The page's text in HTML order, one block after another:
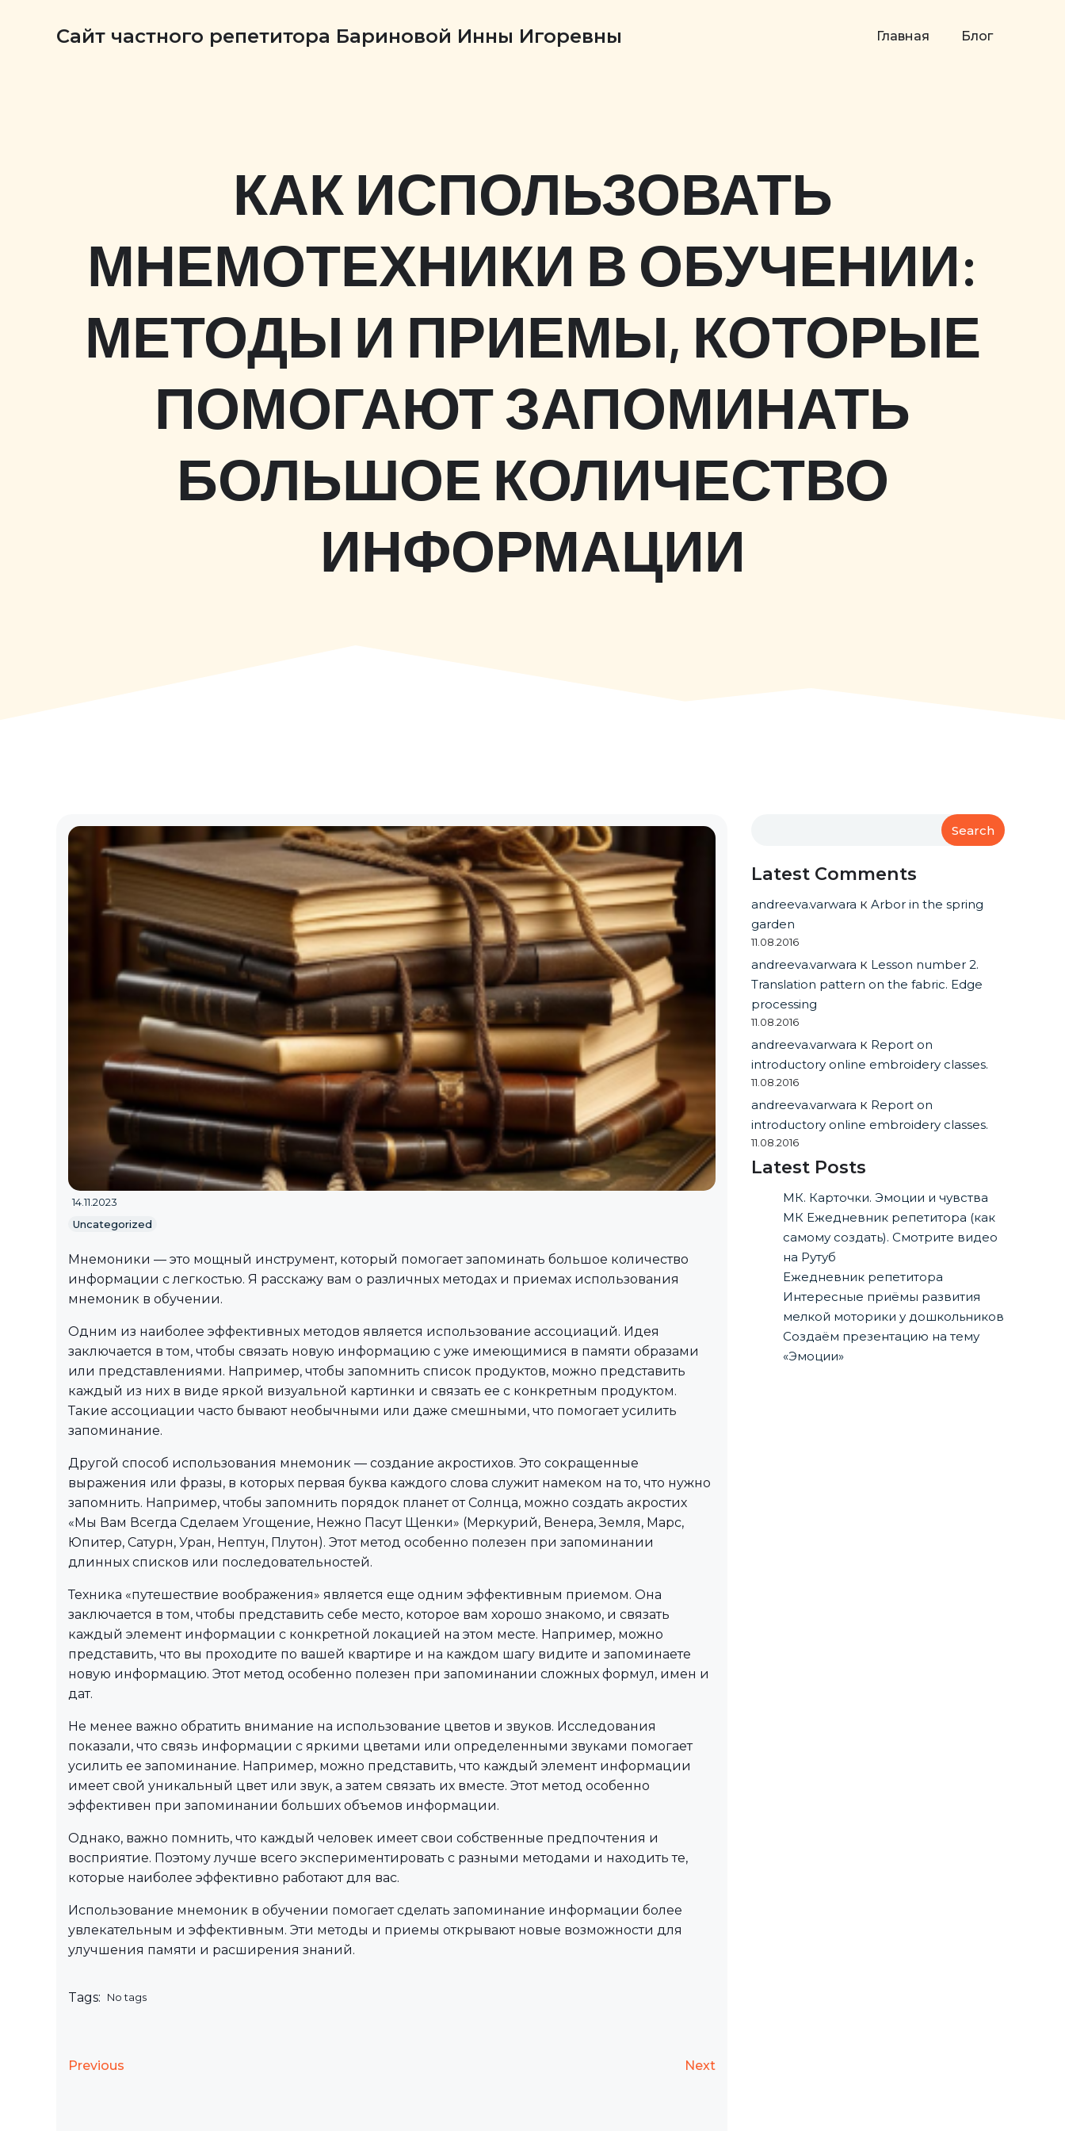
Сайт частного репетитора Бариновой Инны Игоревны Главная Блог
КАК ИСПОЛЬЗОВАТЬ
МНЕМОТЕХНИКИ В ОБУЧЕНИИ:
МЕТОДЫ И ПРИЕМЫ, КОТОРЫЕ
ПОМОГАЮТ ЗАПОМИНАТЬ
БОЛЬШОЕ КОЛИЧЕСТВО
ИНФОРМАЦИИ
14.11.2023
Uncategorized
Мнемоники — это мощный инструмент, который помогает запоминать большое количество
информации с легкостью. Я расскажу вам о различных методах и приемах использования
мнемоник в обучении.
Одним из наиболее эффективных методов является использование ассоциаций. Идея
заключается в том, чтобы связать новую информацию с уже имеющимися в памяти образами
или представлениями. Например, чтобы запомнить список продуктов, можно представить
каждый из них в виде яркой визуальной картинки и связать ее с конкретным продуктом.
Такие ассоциации часто бывают необычными или даже смешными, что помогает усилить
запоминание.
Другой способ использования мнемоник — создание акростихов. Это сокращенные
выражения или фразы, в которых первая буква каждого слова служит намеком на то, что нужно
запомнить. Например, чтобы запомнить порядок планет от Солнца, можно создать акростих
«Мы Вам Всегда Сделаем Угощение, Нежно Пасут Щенки» (Меркурий, Венера, Земля, Марс,
Юпитер, Сатурн, Уран, Нептун, Плутон). Этот метод особенно полезен при запоминании
длинных списков или последовательностей.
Техника «путешествие воображения» является еще одним эффективным приемом. Она
заключается в том, чтобы представить себе место, которое вам хорошо знакомо, и связать
каждый элемент информации с конкретной локацией на этом месте. Например, можно
представить, что вы проходите по вашей квартире и на каждом шагу видите и запоминаете
новую информацию. Этот метод особенно полезен при запоминании сложных формул, имен и
дат.
Не менее важно обратить внимание на использование цветов и звуков. Исследования
показали, что связь информации с яркими цветами или определенными звуками помогает
усилить ее запоминание. Например, можно представить, что каждый элемент информации
имеет свой уникальный цвет или звук, а затем связать их вместе. Этот метод особенно
эффективен при запоминании больших объемов информации.
Однако, важно помнить, что каждый человек имеет свои собственные предпочтения и
восприятие. Поэтому лучше всего экспериментировать с разными методами и находить те,
которые наиболее эффективно работают для вас.
Использование мнемоник в обучении помогает сделать запоминание информации более
увлекательным и эффективным. Эти методы и приемы открывают новые возможности для
улучшения памяти и расширения знаний.
Tags: No tags
Previous Next
Search
Latest Comments
andreeva.varwara кArbor in the spring
garden
11.08.2016
andreeva.varwara к Lesson number 2.
Translation pattern on the fabric. Edge
processing
11.08.2016
andreeva.varwara к Report on
introductory online embroidery classes.
11.08.2016
andreeva.varwara к Report on
introductory online embroidery classes.
11.08.2016
Latest Posts
МК. Карточки. Эмоции и чувства
МК Ежедневник репетитора (как
самому создать). Смотрите видео
на Рутуб
Ежедневник репетитора
Интересные приёмы развития
мелкой моторики у дошкольников
Создаём презентацию на тему
«Эмоции»